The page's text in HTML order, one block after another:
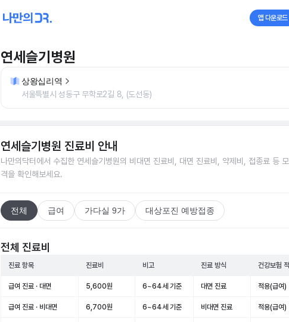
앱 다운로드
연세슬기병원
상왕십리역
서울특별시 성동구 무학로2길 8, (도선동)
연세슬기병원 진료비 안내
나만의닥터에서 수집한 연세슬기병원의 비대면 진료비, 대면 진료비, 약제비, 접종료 등
격을 확인해보세요.
전체 급여 가다실 9가 대상포진 예방접종
전체 진료비
진료 항목 진료비 비고 진료 방식 건강보험
급여 진료 · 대면 5,600원 6~64세 기준 대면 진료 적용(급여)
급여 진료 · 비대면 6,700원 6~64세 기준 비대면 진료 적용(급여)